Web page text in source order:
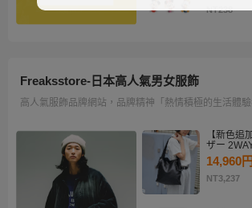
NT238
Freaksstore-日本高人氣男女服飾
高人氣服飾品牌網站，品牌精神「熱情積極的生活體驗
【新色追
ザー
14,960円
NT3,237